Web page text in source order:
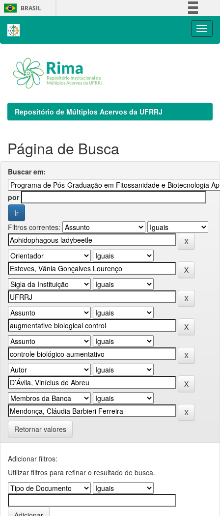
Skip
navigation
BRASIL
Repositório de Múltiplos Acervos da UFRRJ
Página de Busca
Buscar em:
por
Filtros correntes:
Retornar valores
Adicionar filtros:
Utilizar filtros para refinar o resultado de busca.